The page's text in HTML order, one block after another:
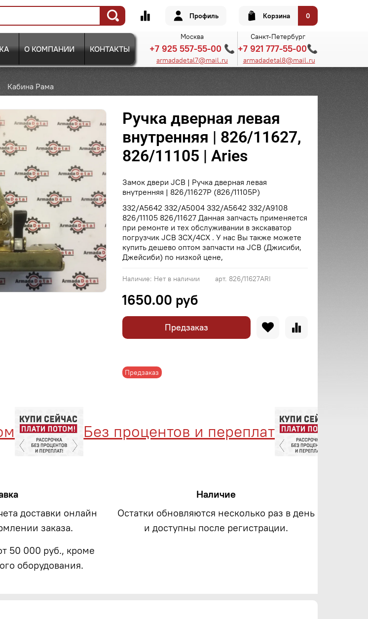
Профиль Корзина 0
О КОМПАНИИ КОНТАКТЫ
Москва Санкт-Петербург
+7 925 557-55-00 📞 +7 921 777-55-00📞
armadadetal7@mail.ru armadadetal8@mail.ru
Кабина Рама
арт. 826/11627ARI
Наличие: Нет в наличии
Предзаказ
Ручка дверная левая
внутренняя | 826/11627,
826/11105 | Aries
1650.00 руб
Предзаказ
Замок двери JCB | Ручка дверная левая
внутренняя | 826/11627P (826/11105P)
332/A5642 332/A5004 332/A5642 332/A9108
826/11105 826/11627 Данная запчасть применяется
при ремонте и тех обслуживании в экскаватор
погрузчик JCB 3CX/4CX . У нас Вы также можете
купить дешево оптом запчасти на JCB (Джисиби,
Джейсиби) по низкой цене,
Без процентов и переплат
доставки онлайн
заказа.
50 000 руб., кроме
оборудования.
Наличие
Остатки обновляются несколько раз в день
и доступны после регистрации.